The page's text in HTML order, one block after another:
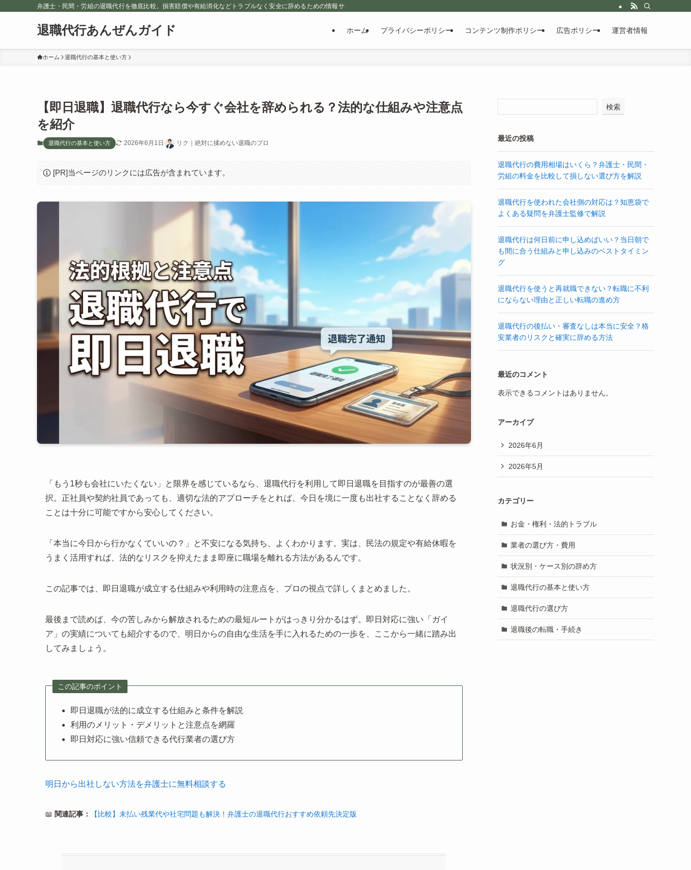
弁護士・民間・労組の退職代行を徹底比較。損害賠償や有給消化などトラブルなく安全に辞めるための情報サイト
退職代行あんぜんガイド ホーム プライバシーポリシー コンテンツ制作ポリシー 広告ポリシー 運営者情報
ホーム 退職代行の基本と使い方
【即日退職】退職代行なら今すぐ会社を辞められる？法的な仕組みや注意点
を紹介
退職代行の基本と使い方 2026年6月1日 リク｜絶対に揉めない退職のプロ
[PR]当ページのリンクには広告が含まれています。
「もう1秒も会社にいたくない」と限界を感じているなら、退職代行を利用して即日退職を目指すのが最善の選
択。正社員や契約社員であっても、適切な法的アプローチをとれば、今日を境に一度も出社することなく辞める
ことは十分に可能ですから安心してください。
「本当に今日から行かなくていいの？」と不安になる気持ち、よくわかります。実は、民法の規定や有給休暇を
うまく活用すれば、法的なリスクを抑えたまま即座に職場を離れる方法があるんです。
この記事では、即日退職が成立する仕組みや利用時の注意点を、プロの視点で詳しくまとめました。
最後まで読めば、今の苦しみから解放されるための最短ルートがはっきり分かるはず。即日対応に強い「ガイ
ア」の実績についても紹介するので、明日からの自由な生活を手に入れるための一歩を、ここから一緒に踏み出
してみましょう。
この記事のポイント
即日退職が法的に成立する仕組みと条件を解説
利用のメリット・デメリットと注意点を網羅
即日対応に強い信頼できる代行業者の選び方
明日から出社しない方法を弁護士に無料相談する
📖 関連記事： 【比較】未払い残業代や社宅問題も解決！弁護士の退職代行おすすめ依頼先決定版
検索
最近の投稿
退職代行の費用相場はいくら？弁護士・民間・
労組の料金を比較して損しない選び方を解説
退職代行を使われた会社側の対応は？知恵袋で
よくある疑問を弁護士監修で解説
退職代行は何日前に申し込めばいい？当日朝で
も間に合う仕組みと申し込みのベストタイミン
グ
退職代行を使うと再就職できない？転職に不利
にならない理由と正しい転職の進め方
退職代行の後払い・審査なしは本当に安全？格
安業者のリスクと確実に辞める方法
最近のコメント
表示できるコメントはありません。
アーカイブ
2026年6月
2026年5月
カテゴリー
お金・権利・法的トラブル
業者の選び方・費用
状況別・ケース別の辞め方
退職代行の基本と使い方
退職代行の選び方
退職後の転職・手続き